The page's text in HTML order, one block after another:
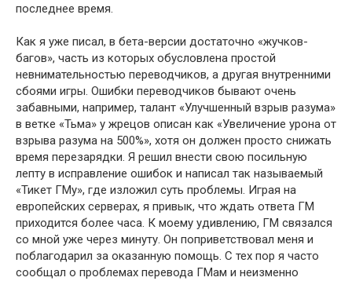
последнее время.
Как я уже писал, в бета-версии достаточно «жучков-
багов», часть из которых обусловлена простой
невнимательностью переводчиков, а другая внутренними
сбоями игры. Ошибки переводчиков бывают очень
забавными, например, талант «Улучшенный взрыв разума»
в ветке «Тьма» у жрецов описан как «Увеличение урона от
взрыва разума на 500%», хотя он должен просто снижать
время перезарядки. Я решил внести свою посильную
лепту в исправление ошибок и написал так называемый
«Тикет ГМу», где изложил суть проблемы. Играя на
европейских серверах, я привык, что ждать ответа ГМ
приходится более часа. К моему удивлению, ГМ связался
со мной уже через минуту. Он поприветствовал меня и
поблагодарил за оказанную помощь. С тех пор я часто
сообщал о проблемах перевода ГМам и неизменно